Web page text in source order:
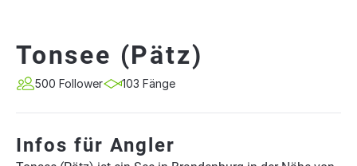
Tonsee (Pätz)
500 Follower 103 Fänge
Infos für Angler